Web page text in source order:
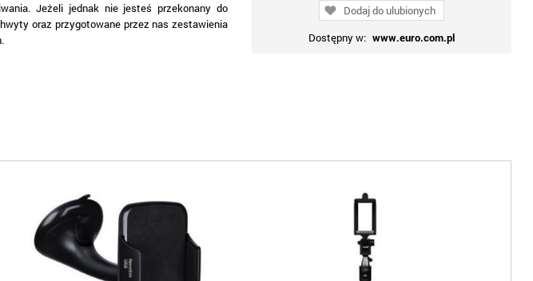
Jeżeli jednak nie jesteś przekonany do
oraz przygotowane przez nas zestawienia
Dodaj do ulubionych
Dostępny w: www.euro.com.pl